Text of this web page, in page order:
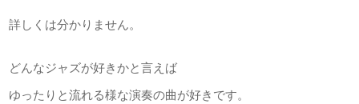
詳しくは分かりません。
どんなジャズが好きかと言えば
ゆったりと流れる様な演奏の曲が好きです。